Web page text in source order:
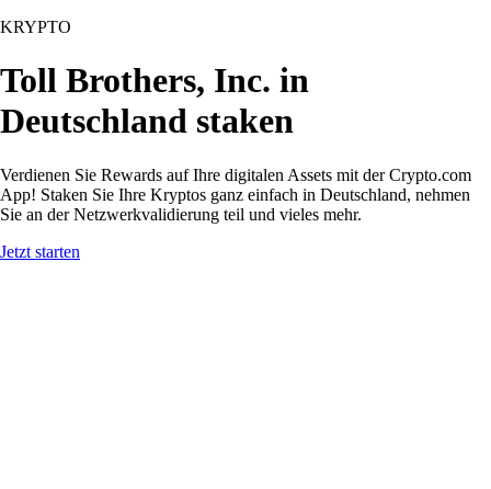
KRYPTO
Toll Brothers, Inc. in
Deutschland staken
Verdienen Sie Rewards auf Ihre digitalen Assets mit der Crypto.com
App! Staken Sie Ihre Kryptos ganz einfach in Deutschland, nehmen
Sie an der Netzwerkvalidierung teil und vieles mehr.
Jetzt starten